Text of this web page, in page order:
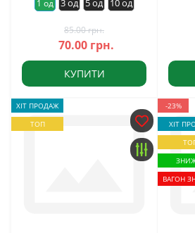
1 од 3 од 5 од 10 од
85.00 грн.
70.00 грн.
КУПИТИ
ХІТ ПРОДАЖ
ТОП
-23%
ХІТ
ВАГОН